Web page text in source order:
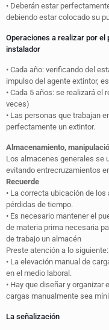
• Deberán estar
debiendo estar colocado su
Operaciones a realizar por
instalador
• Cada año: verificando del
impulso del agente extintor,
• Cada 5 años: se realizará
veces)
• Las personas que trabajan
perfectamente un extintor.
Almacenamiento,
Los almacenes generales se
evitando entrecruzamientos
Recuerde
• La correcta ubicación de
pérdidas de tiempo.
• Es necesario mantener el
de materia prima necesaria
de trabajo un almacén
Preste atención a lo siguiente:
• La elevación manual de
en el medio laboral.
• Hay que diseñar y
cargas manualmente sea
La señalización